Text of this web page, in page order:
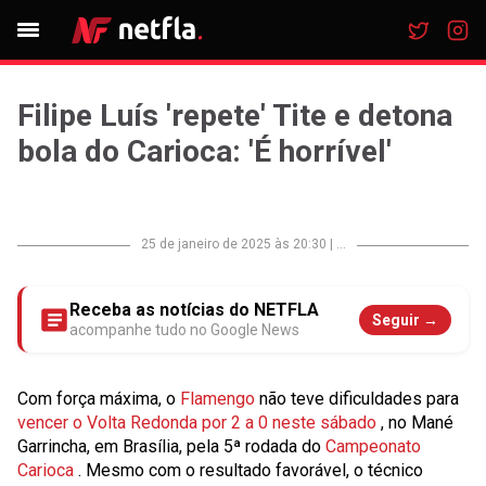
Filipe Luís 'repete' Tite e detona
bola do Carioca: 'É horrível'
25 de janeiro de 2025 às 20:30 ...
Receba as notícias do NETFLA
acompanhe tudo no Google News
Seguir →
Com força máxima, o Flamengo não teve dificuldades para
vencer o Volta Redonda por 2 a 0 neste sábado , no Mané
Garrincha, em Brasília, pela 5ª rodada do Campeonato
Carioca . Mesmo com o resultado favorável, o técnico